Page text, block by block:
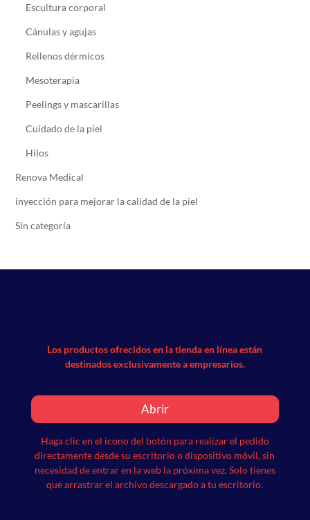
Escultura corporal
Cánulas y agujas
Rellenos dérmicos
Mesoterapia
Peelings y mascarillas
Cuidado de la piel
Hilos
Renova Medical
inyección para mejorar la calidad de la piel
Sin categoría
Los productos ofrecidos en la tienda en línea están
destinados exclusivamente a empresarios.
Abrir
Haga clic en el icono del botón para realizar el pedido
directamente desde su escritorio o dispositivo móvil, sin
necesidad de entrar en la web la próxima vez.Solo tienes
que arrastrar el archivo descargado a tu escritorio.